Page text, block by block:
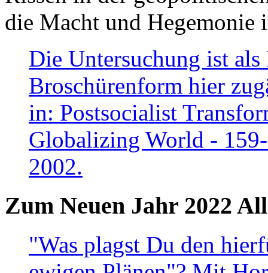
die Macht und Hegemonie
Die Untersuchung ist
Broschürenform hier
in: Postsocialist
Globalizing World -
2002.
Zum Neuen Jahr 2022
"Was plagst Du den